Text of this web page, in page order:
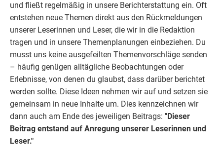
und fließt regelmäßig in unsere Berichterstattung ein. Oft
entstehen neue Themen direkt aus den Rückmeldungen
unserer Leserinnen und Leser, die wir in die Redaktion
tragen und in unsere Themenplanungen einbeziehen. Du
musst uns keine ausgefeilten Themenvorschläge senden
– häufig genügen alltägliche Beobachtungen oder
Erlebnisse, von denen du glaubst, dass darüber berichtet
werden sollte. Diese Ideen nehmen wir auf und setzen sie
gemeinsam in neue Inhalte um. Dies kennzeichnen wir
dann auch am Ende des jeweiligen Beitrags: "Dieser
Beitrag entstand auf Anregung unserer Leserinnen und
Leser."